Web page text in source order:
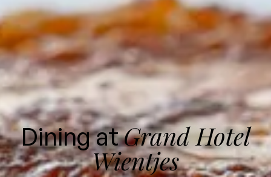
Dining atGrand Hotel
Wientjes